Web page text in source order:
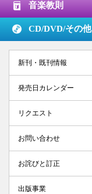
音楽教則
CD/DVD/その他
新刊・既刊情報
発売日カレンダー
リクエスト
お問い合わせ
お詫びと訂正
出版事業